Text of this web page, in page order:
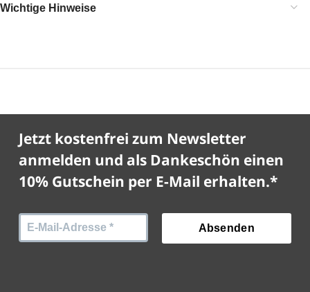
Wichtige Hinweise
Jetzt kostenfrei zum Newsletter
anmelden und als Dankeschön einen
10% Gutschein per E-Mail erhalten.*